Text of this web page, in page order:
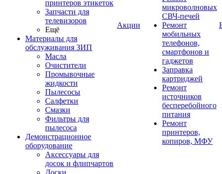
принтеров этикеток
Запчасти для
телевизоров
Ещё
Материалы для
обслуживания ЗИП
Масла
Очистители
Промывочные
жидкости
Пылесосы
Салфетки
Смазки
Фильтры для
пылесоса
Демонстрационное
оборудование
Аксессуары для
досок и флипчартов
Доски
Акции
микроволновых
СВЧ-печей
Ремонт
мобильных
телефонов,
смартфонов и
гаджетов
Заправка
картриджей
Ремонт
источников
бесперебойного
питания
Ремонт
принтеров,
копиров, МФУ